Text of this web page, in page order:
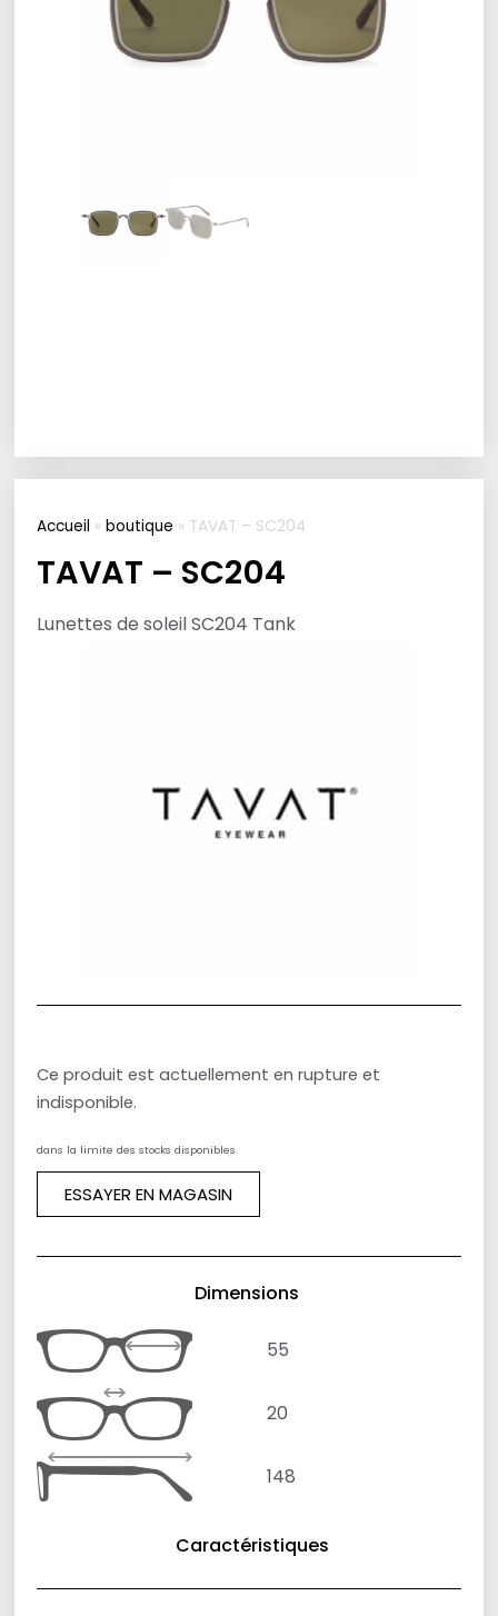
Accueil »boutique » TAVAT – SC204
TAVAT – SC204
Lunettes de soleil SC204 Tank
Ce produit est actuellement en rupture et
indisponible.
dans la limite des stocks disponibles.
ESSAYER EN MAGASIN
Dimensions
55
20
148
Caractéristiques